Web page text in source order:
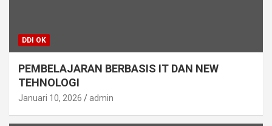
DDI OK
PEMBELAJARAN BERBASIS IT DAN NEW
TEHNOLOGI
Januari 10, 2026 admin